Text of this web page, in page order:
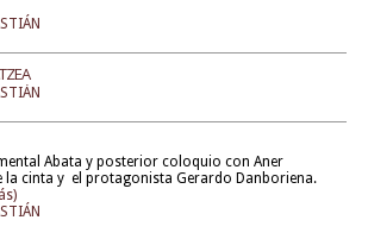
Abata y posterior coloquio con Aner
la cinta y el protagonista Gerardo Danboriena.